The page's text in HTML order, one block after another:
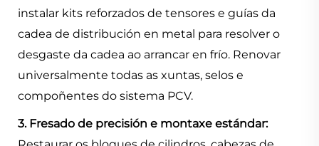
instalar kits reforzados de tensores e guías da
cadea de distribución en metal para resolver o
desgaste da cadea ao arrancar en frío. Renovar
universalmente todas as xuntas, selos e
compoñentes do sistema PCV.
3. Fresado de precisión e montaxe estándar: